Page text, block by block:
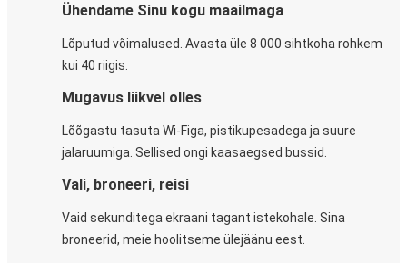
Ühendame Sinu kogu maailmaga
Lõputud võimalused. Avasta üle 8 000 sihtkoha rohkem
kui 40 riigis.
Mugavus liikvel olles
Lõõgastu tasuta Wi-Figa, pistikupesadega ja suure
jalaruumiga. Sellised ongi kaasaegsed bussid.
Vali, broneeri, reisi
Vaid sekunditega ekraani tagant istekohale. Sina
broneerid, meie hoolitseme ülejäänu eest.